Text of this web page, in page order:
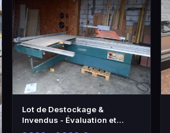
Lot de Destockage &
Invendus - Évaluation et
Opportunité d'Achat